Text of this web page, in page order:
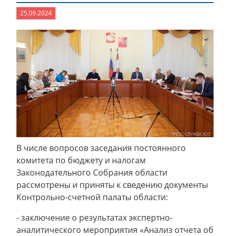
25.09.2024
В числе вопросов заседания постоянного
комитета по бюджету и налогам
Законодательного Собрания области
рассмотрены и приняты к сведению документы
Контрольно-счетной палаты области:
- заключение о результатах экспертно-
аналитического мероприятия «Анализ отчета об